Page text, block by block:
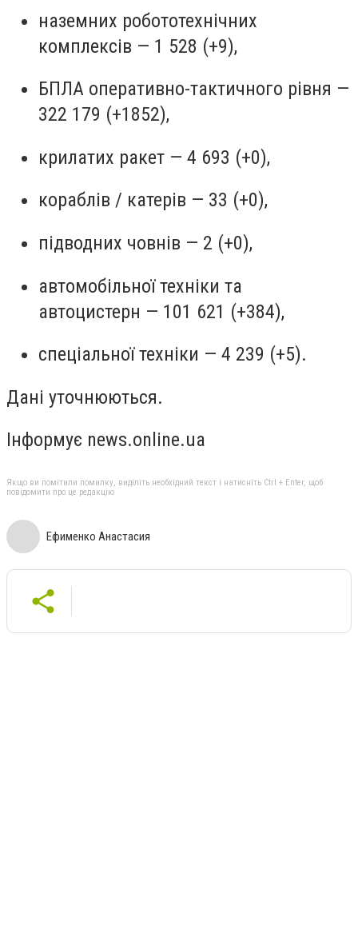
наземних робототехнічних
комплексів — 1 528 (+9),
БПЛА оперативно-тактичного рівня —
322 179 (+1852),
крилатих ракет — 4 693 (+0),
кораблів / катерів — 33 (+0),
підводних човнів — 2 (+0),
автомобільної техніки та
автоцистерн — 101 621 (+384),
спеціальної техніки — 4 239 (+5).
Дані уточнюються.
Інформує news.online.ua
Якщо ви помітили помилку, виділіть необхідний текст і натисніть Ctrl + Enter, щоб
повідомити про це редакцію
Ефименко Анастасия